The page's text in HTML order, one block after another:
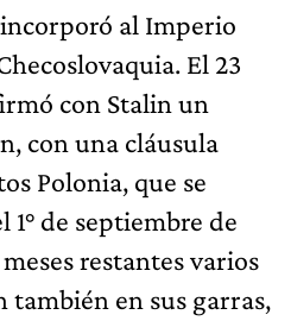
al Imperio
El 23
con Stalin un
con una cláusula
Polonia, que se
de septiembre de
restantes varios
también en sus garras,